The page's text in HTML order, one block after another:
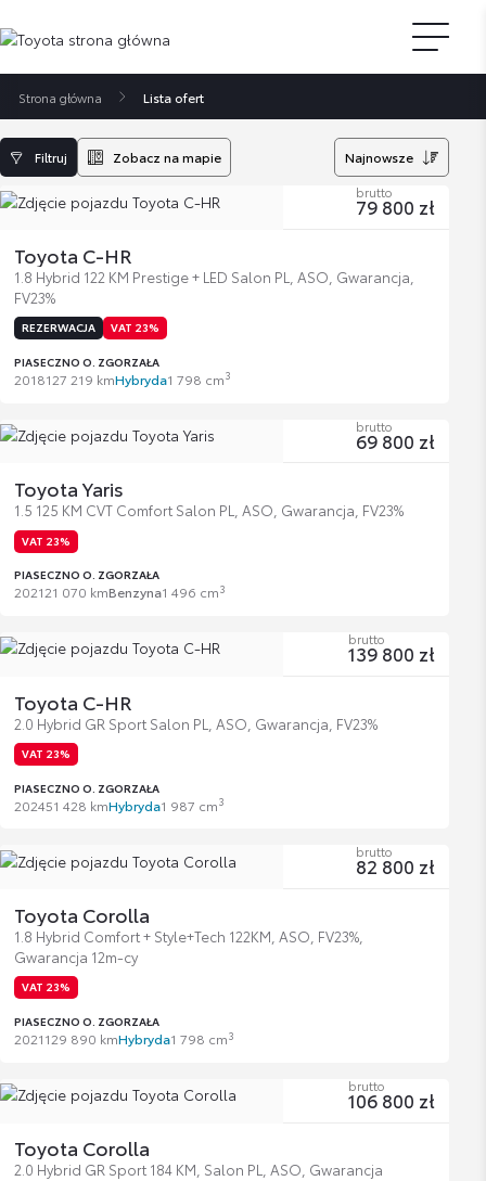
Strona główna Lista ofert
Filtruj Zobacz na mapie Najnowsze
Toyota C-HR
1.8 Hybrid 122 KM Prestige + LED Salon PL, ASO, Gwarancja,
FV23%
REZERWACJA VAT 23%
PIASECZNO O. ZGORZAŁA
2018127 219 kmHybryda1 798 cm3
brutto
79 800 zł
Toyota Yaris
1.5 125 KM CVT Comfort Salon PL, ASO, Gwarancja, FV23%
VAT 23%
PIASECZNO O. ZGORZAŁA
202121 070 kmBenzyna1 496 cm3
brutto
69 800 zł
Toyota C-HR
2.0 Hybrid GR Sport Salon PL, ASO, Gwarancja, FV23%
VAT 23%
PIASECZNO O. ZGORZAŁA
202451 428 kmHybryda1 987 cm3
brutto
139 800 zł
Toyota Corolla
1.8 Hybrid Comfort + Style+Tech 122KM, ASO, FV23%,
Gwarancja 12m-cy
VAT 23%
PIASECZNO O. ZGORZAŁA
2021129 890 kmHybryda1 798 cm3
brutto
82 800 zł
Toyota Corolla
2.0 Hybrid GR Sport 184 KM, Salon PL, ASO, Gwarancja
brutto
106 800 zł